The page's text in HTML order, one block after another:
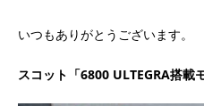
いつもありがとうございます。
スコット「6800 ULTEGRA搭載